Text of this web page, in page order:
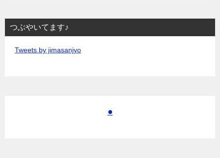
つぶやいてます♪
Tweets by jimasanjyo
●